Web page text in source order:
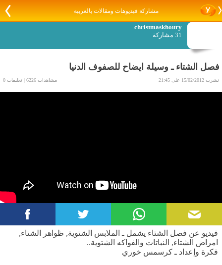
مشاركة فيديوهات ومقالات بالعربية
christmaskhoury
31 مشاركة
فصل الشتاء ـ وسيلة ايضاح للصفوف الدنيا
نشرت 15/02/2012 على 21:45 مشاهدات 6226 | تعليقات 0
فيديو عن فصل الشتاء يشمل ـ الملابس الشتوية, ظواهر الشتاء,
امراض الشتاء, النباتات والفواكه الشتوية..
فكرة وإعداد ـ كرسمس خوري